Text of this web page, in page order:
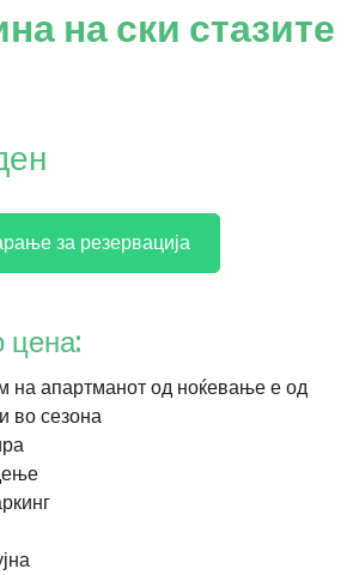
на ски стазите
за резервација
цена:
на апартманот од ноќевање е од
во сезона